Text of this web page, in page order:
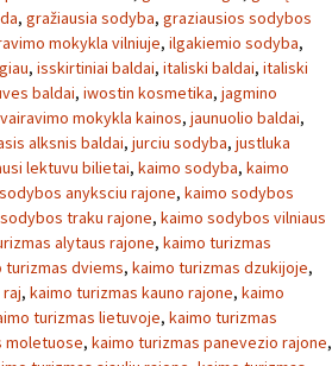
, gražiausia sodyba, graziausios sodybos
mokykla vilniuje, ilgakiemio sodyba,
, isskirtiniai baldai, italiski baldai, italiski
baldai, iwostin kosmetika, jagmino
mokykla kainos, jaunuolio baldai,
alksnis baldai, jurciu sodyba, justluka
lektuvu bilietai, kaimo sodyba, kaimo
anyksciu rajone, kaimo sodybos
traku rajone, kaimo sodybos vilniaus
alytaus rajone, kaimo turizmas
turizmas dviems, kaimo turizmas dzukijoje,
, kaimo turizmas kauno rajone, kaimo
turizmas lietuvoje, kaimo turizmas
moletuose, kaimo turizmas panevezio rajone,